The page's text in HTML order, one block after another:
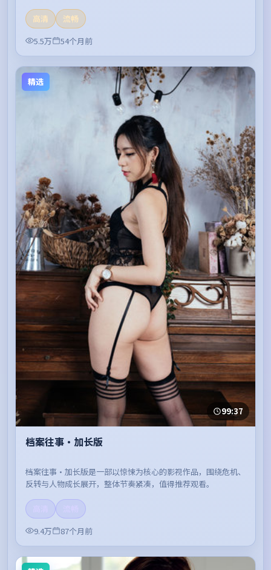
高清
流畅
5.5万
54个月前
精选
99:37
档案往事·加长版
档案往事·加长版是一部以惊悚为核心的影视作品，围绕危机、
反转与人物成长展开，整体节奏紧凑，值得推荐观看。
9.4万
87个月前